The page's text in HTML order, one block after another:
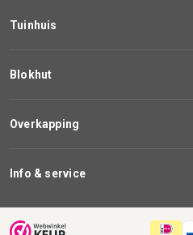
Tuinhuis
Blokhut
Overkapping
Info & service